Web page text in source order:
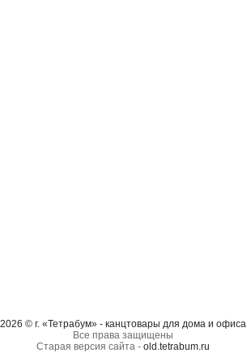
2026 © г. «Тетрабум» - канцтовары для дома и офиса
Все права защищены
Старая версия сайта - old.tetrabum.ru